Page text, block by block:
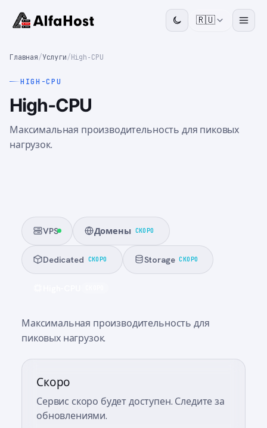
🇷🇺
Главная/Услуги/High‑CPU
HIGH-CPU
High‑CPU
Максимальная производительность для пиковых
нагрузок.
VPS Домены СКОРО
Dedicated СКОРО Storage СКОРО
Максимальная производительность для
пиковых нагрузок.
Скоро
Сервис скоро будет доступен. Следите за
обновлениями.